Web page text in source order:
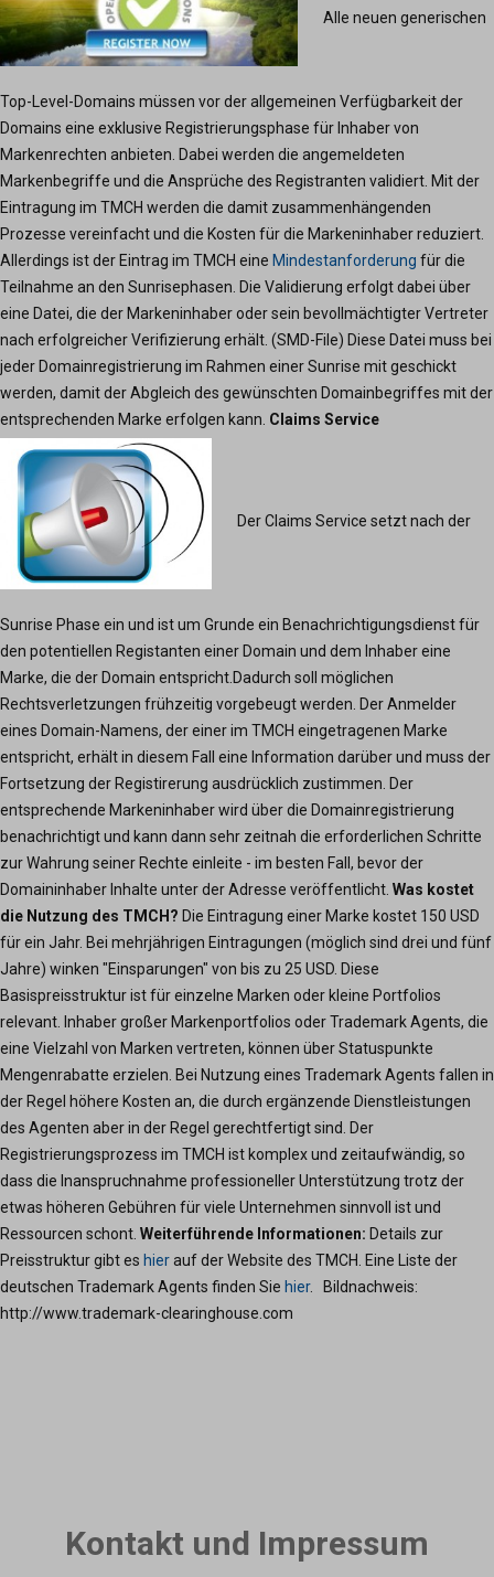
Alle neuen generischen
Top-Level-Domains müssen vor der allgemeinen Verfügbarkeit der
Domains eine exklusive Registrierungsphase für Inhaber von
Markenrechten anbieten. Dabei werden die angemeldeten
Markenbegriffe und die Ansprüche des Registranten validiert. Mit der
Eintragung im TMCH werden die damit zusammenhängenden
Prozesse vereinfacht und die Kosten für die Markeninhaber reduziert.
Allerdings ist der Eintrag im TMCH eine Mindestanforderung für die
Teilnahme an den Sunrisephasen. Die Validierung erfolgt dabei über
eine Datei, die der Markeninhaber oder sein bevollmächtigter Vertreter
nach erfolgreicher Verifizierung erhält. (SMD-File) Diese Datei muss bei
jeder Domainregistrierung im Rahmen einer Sunrise mit geschickt
werden, damit der Abgleich des gewünschten Domainbegriffes mit der
entsprechenden Marke erfolgen kann. Claims Service
Der Claims Service setzt nach der
Sunrise Phase ein und ist um Grunde ein Benachrichtigungsdienst für
den potentiellen Registanten einer Domain und dem Inhaber eine
Marke, die der Domain entspricht.Dadurch soll möglichen
Rechtsverletzungen frühzeitig vorgebeugt werden. Der Anmelder
eines Domain-Namens, der einer im TMCH eingetragenen Marke
entspricht, erhält in diesem Fall eine Information darüber und muss der
Fortsetzung der Registirerung ausdrücklich zustimmen. Der
entsprechende Markeninhaber wird über die Domainregistrierung
benachrichtigt und kann dann sehr zeitnah die erforderlichen Schritte
zur Wahrung seiner Rechte einleite - im besten Fall, bevor der
Domaininhaber Inhalte unter der Adresse veröffentlicht. Was kostet
die Nutzung des TMCH? Die Eintragung einer Marke kostet 150 USD
für ein Jahr. Bei mehrjährigen Eintragungen (möglich sind drei und fünf
Jahre) winken "Einsparungen" von bis zu 25 USD. Diese
Basispreisstruktur ist für einzelne Marken oder kleine Portfolios
relevant. Inhaber großer Markenportfolios oder Trademark Agents, die
eine Vielzahl von Marken vertreten, können über Statuspunkte
Mengenrabatte erzielen. Bei Nutzung eines Trademark Agents fallen in
der Regel höhere Kosten an, die durch ergänzende Dienstleistungen
des Agenten aber in der Regel gerechtfertigt sind. Der
Registrierungsprozess im TMCH ist komplex und zeitaufwändig, so
dass die Inanspruchnahme professioneller Unterstützung trotz der
etwas höheren Gebühren für viele Unternehmen sinnvoll ist und
Ressourcen schont. Weiterführende Informationen: Details zur
Preisstruktur gibt es hierauf der Website des TMCH. Eine Liste der
deutschen Trademark Agents finden Sie hier. Bildnachweis:
http://www.trademark-clearinghouse.com
Kontakt und Impressum